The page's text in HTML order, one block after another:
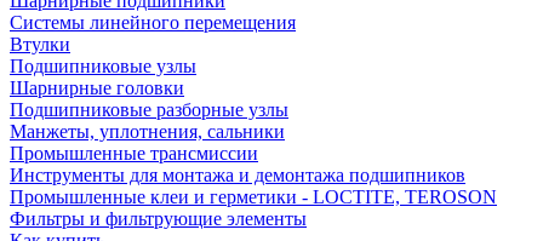
Системы линейного перемещения
Втулки
Подшипниковые узлы
Шарнирные головки
Подшипниковые разборные узлы
Манжеты, уплотнения, сальники
Промышленные трансмиссии
Инструменты для монтажа и демонтажа подшипников
Промышленные клеи и герметики - LOCTITE, TEROSON
Фильтры и фильтрующие элементы